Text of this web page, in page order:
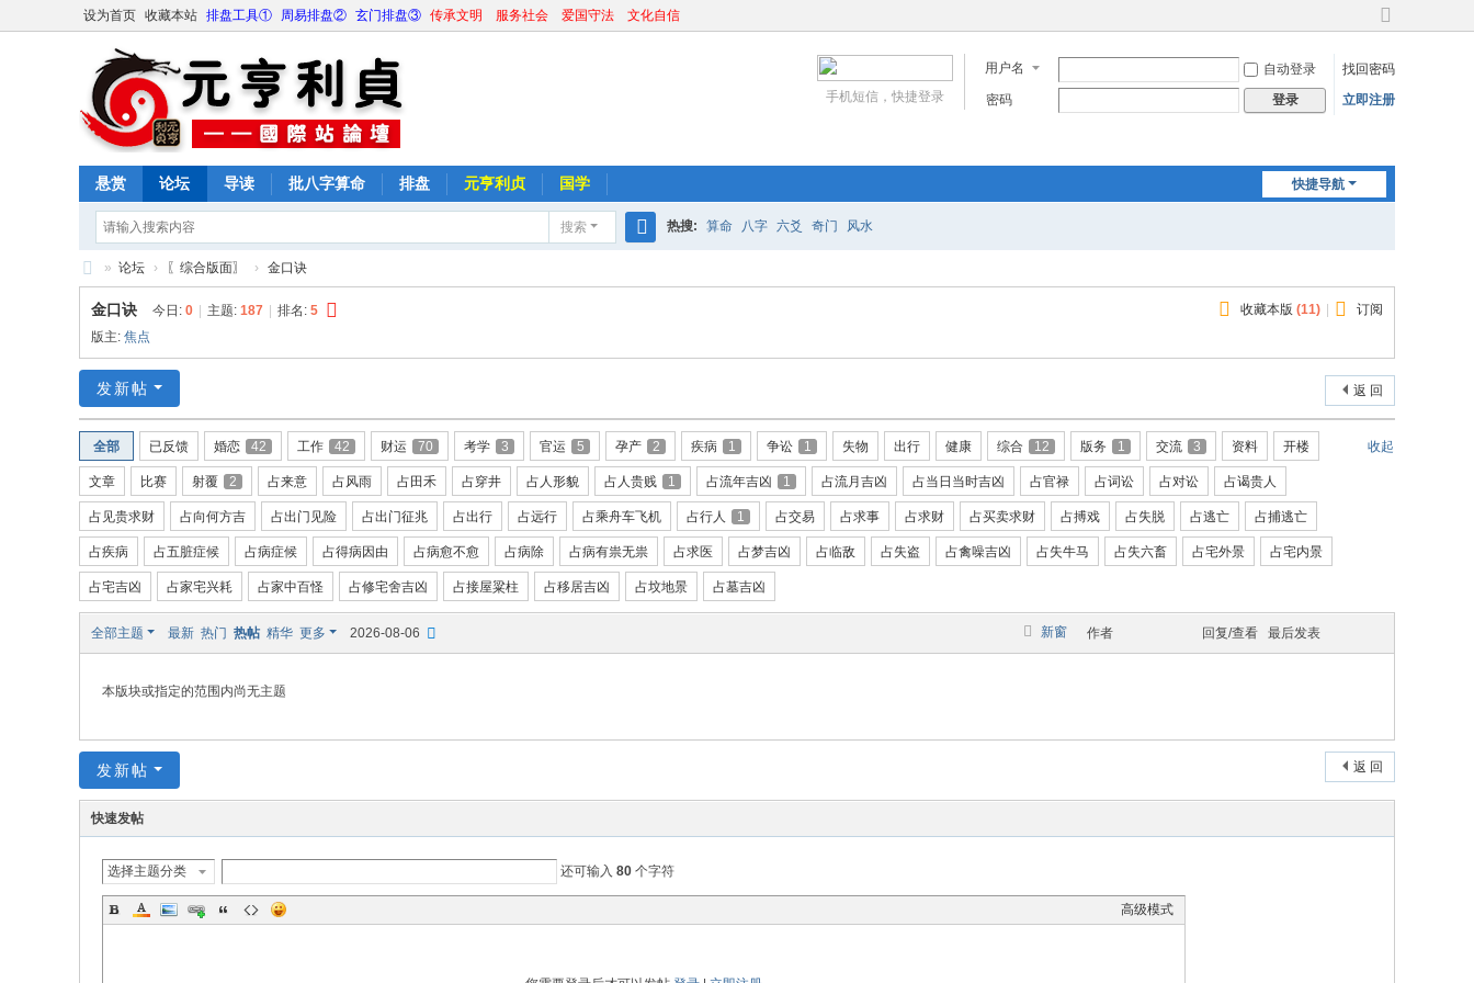
设为首页 收藏本站 排盘工具① 周易排盘② 玄门排盘③ 传承文明 服务社会 爱国守法 文化自信
切
到
宽
用户名 自动登录
找回密码
密码
登录 立即注册
手机短信，快捷登录
快捷导航
悬赏 论坛 导读 批八字算命 排盘 元亨利贞 国学
搜索
索
热搜: 算命 八字 六爻 奇门 风水
亨
利
网
论
坛
国
际
站
» 论坛 › 〖综合版面〗 › 金口诀
收藏本版 (11) 订阅
金口诀 今日: 0 主题: 187 排名: 5
版主: 焦点
返 回
发新帖
收起
全部 已反馈 婚恋 42 工作 42 财运 70 考学 3 官运 5 孕产 2 疾病 1 争讼 1 失物 出行 健康 综合 12 版务 1 交流 3 资料 开楼
文章 比赛 射覆 2 占来意 占风雨 占田禾 占穿井 占人形貌 占人贵贱 1 占流年吉凶 1 占流月吉凶 占当日当时吉凶 占官禄 占词讼 占对讼 占谒贵人
占见贵求财 占向何方吉 占出门见险 占出门征兆 占出行 占远行 占乘舟车飞机 占行人 1 占交易 占求事 占求财 占买卖求财 占搏戏 占失脱 占逃亡 占捕逃亡
占疾病 占五脏症候 占病症候 占得病因由 占病愈不愈 占病除 占病有祟无祟 占求医 占梦吉凶 占临敌 占失盗 占禽噪吉凶 占失牛马 占失六畜 占宅外景 占宅内景
占宅吉凶 占家宅兴耗 占家中百怪 占修宅舍吉凶 占接屋粱柱 占移居吉凶 占坟地景 占墓吉凶
新窗
全部主题 最新 热门 热帖 精华 更多 2026-08-06 作者 回复/查看 最后发表
本版块或指定的范围内尚无主题
返 回
发新帖
快速发帖
选择主题分类 还可输入 80 个字符
高级模式